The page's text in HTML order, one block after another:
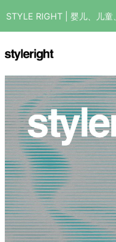
STYLE RIGHT | 婴儿、儿童